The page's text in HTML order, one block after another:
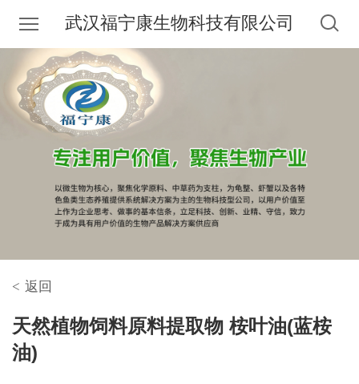
武汉福宁康生物科技有限公司
< 返回
天然植物饲料原料提取物 桉叶油(蓝桉
油)